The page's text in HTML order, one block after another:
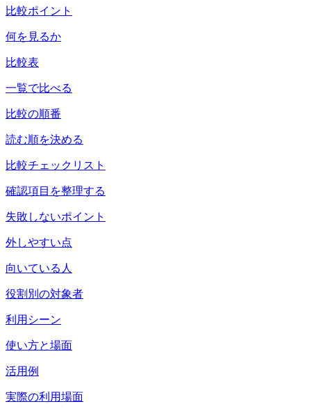
比較ポイント
何を見るか
比較表
一覧で比べる
比較の順番
読む順を決める
比較チェックリスト
確認項目を整理する
失敗しないポイント
外しやすい点
向いている人
役割別の対象者
利用シーン
使い方と場面
活用例
実際の利用場面